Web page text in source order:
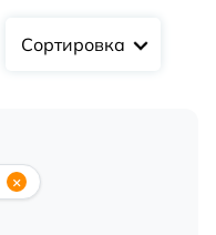
Сортировка
×